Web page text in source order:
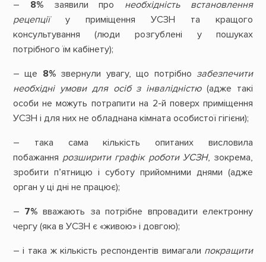
– 8%заявили про необхідність встановлення
рецепціїу приміщення УСЗН та кращого
консультування (люди розгублені у пошуках
потрібного їм кабінету);
– ще 8%звернули увагу, що потрібно забезпечити
необхідні умови для осіб з інвалідністю(адже такі
особи не можуть потрапити на 2-й поверх приміщення
УСЗН і для них не обладнана кімната особистої гігієни);
– така сама кількість опитаних висловила
побажання розширити графік роботи УСЗН, зокрема,
зробити п’ятницю і суботу прийомними днями (адже
орган у ці дні не працює);
– 7% вважають за потрібне впровадити електронну
чергу (яка в УСЗН є «живою» і довгою);
– і така ж кількість респондентів вимагали покращити